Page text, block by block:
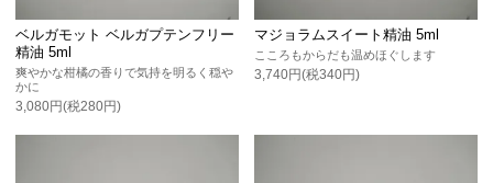
ベルガモット ベルガプテンフリー
精油 5ml
爽やかな柑橘の香りで気持を明るく穏や
かに
3,080円(税280円)
マジョラムスイート精油 5ml
こころもからだも温めほぐします
3,740円(税340円)